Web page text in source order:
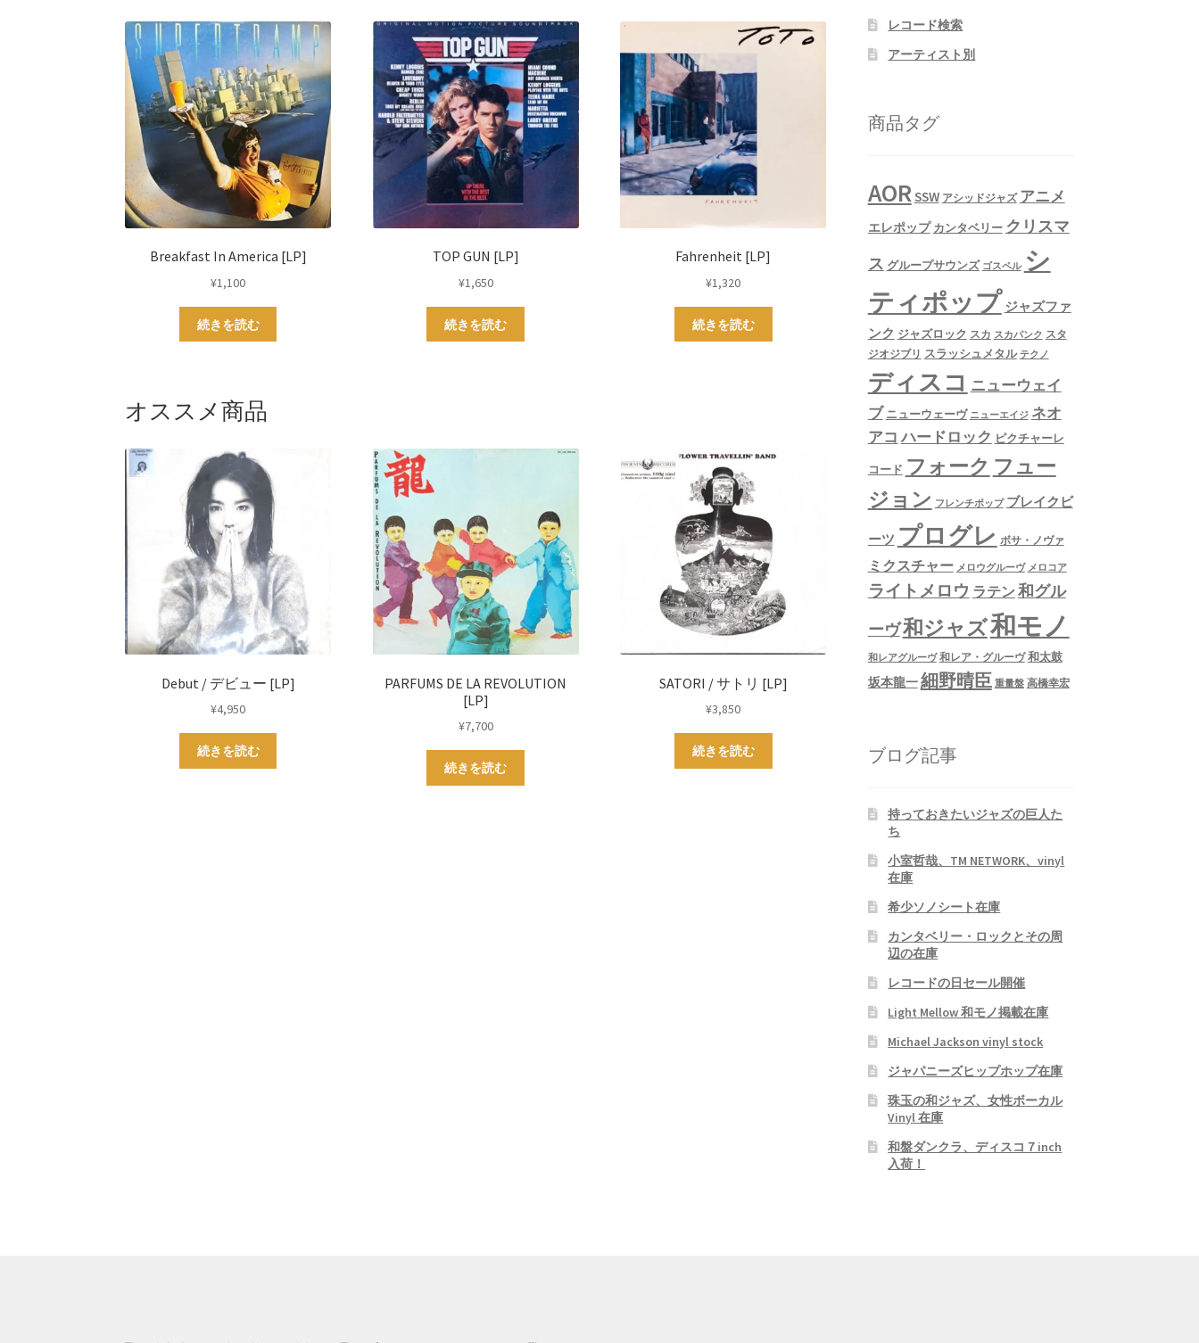
Breakfast In America [LP]
¥1,100
続きを読む
TOP GUN [LP]
¥1,650
続きを読む
Fahrenheit [LP]
¥1,320
続きを読む
オススメ商品
Debut / デビュー [LP]
¥4,950
続きを読む
PARFUMS DE LA REVOLUTION
[LP]
¥7,700
続きを読む
SATORI / サトリ [LP]
¥3,850
続きを読む
レコード検索
アーティスト別
商品タグ
AORSSW アシッドジャズ アニメ
エレポップ カンタベリー クリスマ
ス グループサウンズ ゴスペル シ
ティポップ ジャズファ
ンク ジャズロック スカ スカパンク スタ
ジオジブリ スラッシュメタル テクノ
ディスコ ニューウェイ
ブ ニューウェーヴ ニューエイジ ネオ
アコ ハードロック ピクチャーレ
コード フォーク フュー
ジョン フレンチポップ ブレイクビ
ーツ プログレ ボサ・ノヴァ
ミクスチャー メロウグルーヴ メロコア
ライトメロウ ラテン 和グル
ーヴ和ジャズ和モノ
和レアグルーヴ 和レア・グルーヴ 和太鼓
坂本龍一細野晴臣 重量盤 高橋幸宏
ブログ記事
持っておきたいジャズの巨人た
ち
小室哲哉、TM NETWORK、vinyl
在庫
希少ソノシート在庫
カンタベリー・ロックとその周
辺の在庫
レコードの日セール開催
Light Mellow 和モノ掲載在庫
Michael Jackson vinyl stock
ジャパニーズヒップホップ在庫
珠玉の和ジャズ、女性ボーカル
Vinyl 在庫
和盤ダンクラ、ディスコ７inch
入荷！